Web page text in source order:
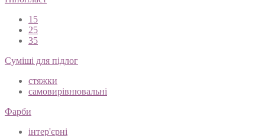
15
25
35
Суміші для підлог
стяжки
самовирівнювальні
Фарби
інтер'єрні